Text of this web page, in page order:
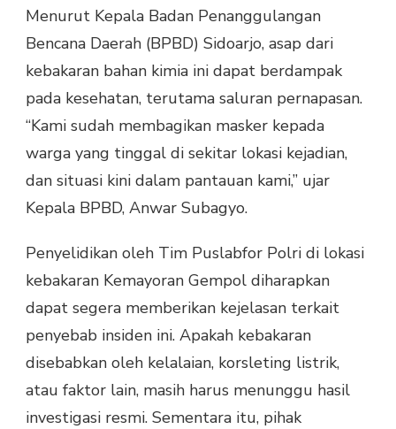
Menurut Kepala Badan Penanggulangan
Bencana Daerah (BPBD) Sidoarjo, asap dari
kebakaran bahan kimia ini dapat berdampak
pada kesehatan, terutama saluran pernapasan.
“Kami sudah membagikan masker kepada
warga yang tinggal di sekitar lokasi kejadian,
dan situasi kini dalam pantauan kami,” ujar
Kepala BPBD, Anwar Subagyo.
Penyelidikan oleh Tim Puslabfor Polri di lokasi
kebakaran Kemayoran Gempol diharapkan
dapat segera memberikan kejelasan terkait
penyebab insiden ini. Apakah kebakaran
disebabkan oleh kelalaian, korsleting listrik,
atau faktor lain, masih harus menunggu hasil
investigasi resmi. Sementara itu, pihak